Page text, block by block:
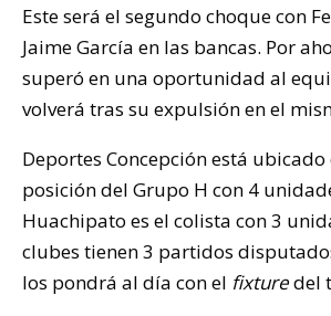
Este será el segundo choque con
Jaime García en las bancas. Por
superó en una oportunidad al
volverá tras su expulsión en el
Deportes Concepción está
posición del Grupo H con 4
Huachipato es el colista con 3
clubes tienen 3 partidos
los pondrá al día con el fixturedel